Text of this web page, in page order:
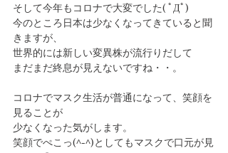
そして今年もコロナで大変でした( ﾟДﾟ)
今のところ日本は少なくなってきていると聞
きますが、
世界的には新しい変異株が流行りだして
まだまだ終息が見えないですね・・。
コロナでマスク生活が普通になって、笑顔を
見ることが
少なくなった気がします。
笑顔でぺこっ(^-^)としてもマスクで口元が見